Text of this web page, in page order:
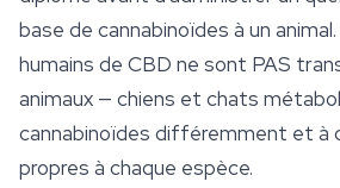
base de cannabinoïdes à un
humains de CBD ne sont PAS
animaux — chiens et chats
cannabinoïdes différemment et à
propres à chaque espèce.